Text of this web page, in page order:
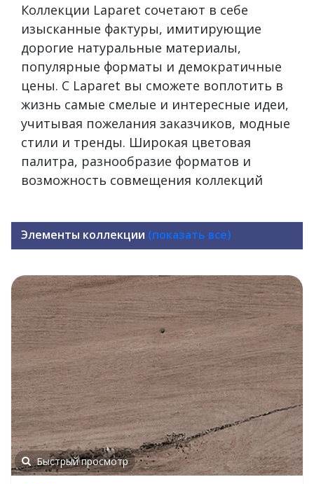
Коллекции Laparet сочетают в себе
изысканные фактуры, имитирующие
дорогие натуральные материалы,
популярные форматы и демократичные
цены. С Laparet вы сможете воплотить в
жизнь самые смелые и интересные идеи,
учитывая пожелания заказчиков, модные
стили и тренды. Широкая цветовая
палитра, разнообразие форматов и
возможность совмещения коллекций
Элементы коллекции (показать все)
Быстрый просмотр